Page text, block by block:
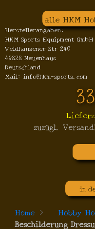
alle HKM
Herstellerangaben:
HKM Sports Equipment GmbH
Veldhausener Str 240
49828 Neuenhaus
Deutschland
Mail: info@hkm-sports.com
zuzügl.
in
Home > Hobby
Beschilderung